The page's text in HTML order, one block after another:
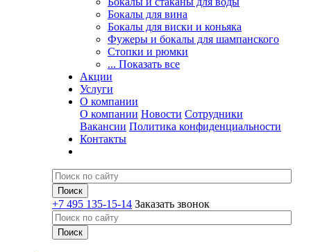
Бокалы для вина
Бокалы для виски и коньяка
Фужеры и бокалы для шампанского
Стопки и рюмки
... Показать все
Акции
Услуги
О компании
О компании Новости Сотрудники
Вакансии Политика конфиденциальности
Контакты
+7 495 135-15-14 Заказать звонок